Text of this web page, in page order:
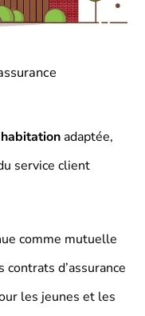
adaptée,
service client
comme mutuelle
d’assurance
les jeunes et les